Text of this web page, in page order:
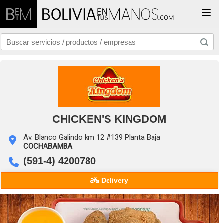
CHICKEN'S KINGDOM
Av. Blanco Galindo km 12 #139 Planta Baja
COCHABAMBA
(591-4) 4200780
Delivery